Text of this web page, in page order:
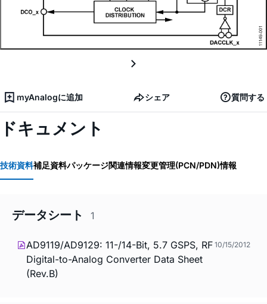
myAnalogに追加 シェア 質問する
ドキュメント
技術資料補足資料パッケージ関連情報変更管理(PCN/PDN)情報
データシート 1
AD9119/AD9129: 11-/14-Bit, 5.7 GSPS, RF
Digital-to-Analog Converter Data Sheet
(Rev.B)
10/15/2012